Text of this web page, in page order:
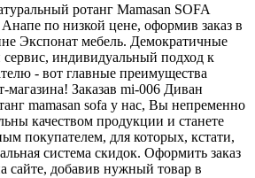
ротанг Mamasan SOFA
по низкой цене, оформив заказ в
Экспонат мебель. Демократичные
индивидуальный подход к
- вот главные преимущества
магазина! Заказав mi-006 Диван
mamasan sofa у нас, Вы непременно
качеством продукции и станете
покупателем, для которых, кстати,
система скидок. Оформить заказ
сайте, добавив нужный товар в